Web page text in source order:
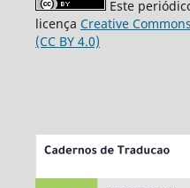
Este
licença Creative
(CC BY 4.0)